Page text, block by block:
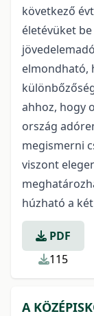
következő
életévüket
elmondható,
ahhoz, hogy
ország
megismerni
viszont
húzható a
PDF
115
A